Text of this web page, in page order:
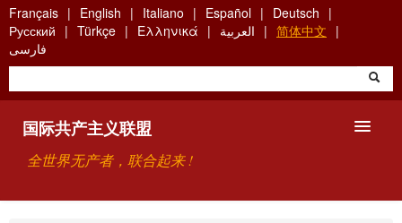
Skip
to
main
content
Français English Italiano Español
Deutsch
Русский
Türkçe Ελληνικά العربية
简体中文
فارسی
国际共产主义联盟
全世界无产者，联合起来 !